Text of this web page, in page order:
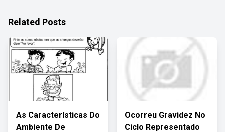
Related Posts
As Características Do
Ambiente De
Ocorreu Gravidez No
Ciclo Representado